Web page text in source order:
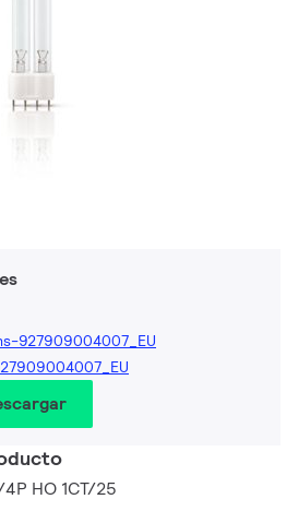
927909004007_EU
HO 1CT/25